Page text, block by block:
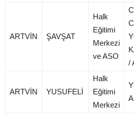
ARTVİN ŞAVŞAT
Halk
Eğitimi
Merkezi
ve ASO
/
ARTVİN YUSUFELİ
Halk
Eğitimi
Merkezi